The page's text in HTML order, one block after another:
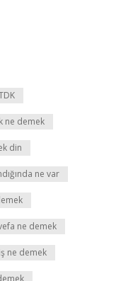
ne demek
din
ne var
ne demek
ne demek